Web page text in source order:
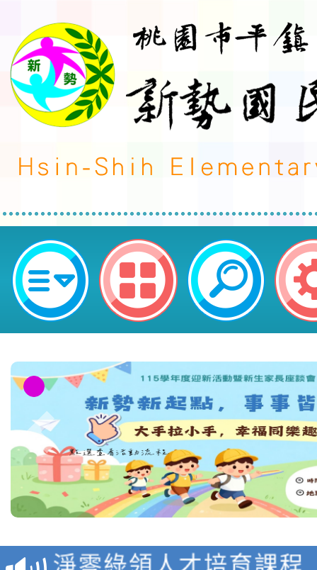
國立臺南大學辦理113學年度國民
語文領域本土語文分團「本土語文
員增能課程」一案-桃園市平鎮區
教育部校安中心白海豚
報
淨零綠領人才培育課程